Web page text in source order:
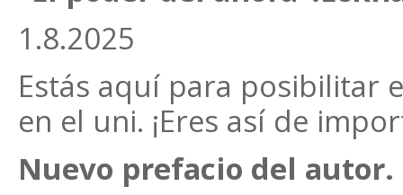
1.8.2025
Estás aquí para posibilitar
en el uni. ¡Eres así de
Nuevo prefacio del autor.